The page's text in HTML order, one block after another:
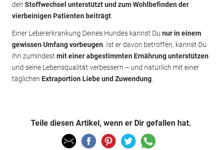
den Stoffwechsel unterstützt und zum Wohlbefinden der
vierbeinigen Patienten beiträgt
Einer Lebererkrankung Deines Hundes kannst Du nur in einem
gewissen Umfang vorbeugen . Ist er davon betroffen, kannst Du
ihn zumindest mit einer abgestimmten Ernährung unterstützen
und seine Lebensqualität verbessern – und natürlich mit einer
täglichen Extraportion Liebe und Zuwendung
Teile diesen Artikel, wenn er Dir gefallen hat.